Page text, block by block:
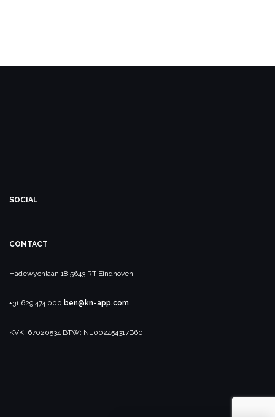
SOCIAL
CONTACT
Hadewychlaan 18 5643 RT Eindhoven
+31 629 474 000 ben@kn-app.com
KVK: 67020534 BTW: NL002454317B60